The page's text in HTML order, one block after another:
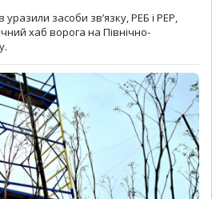
засоби зв’язку, РЕБ і РЕР,
хаб ворога на Північно-